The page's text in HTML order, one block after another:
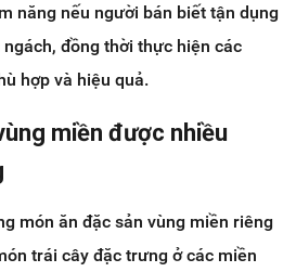
năng nếu người bán biết tận dụng
đồng thời thực hiện các
hợp và hiệu quả.
miền được nhiều
món ăn đặc sản vùng miền riêng
trái cây đặc trưng ở các miền